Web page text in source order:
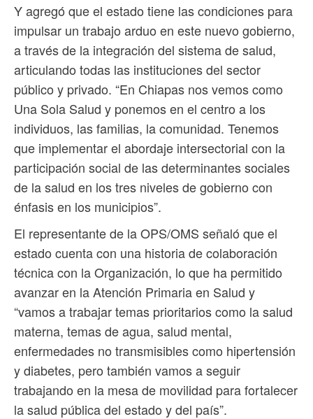
Y agregó que el estado tiene las condiciones para
impulsar un trabajo arduo en este nuevo gobierno,
a través de la integración del sistema de salud,
articulando todas las instituciones del sector
público y privado. “En Chiapas nos vemos como
Una Sola Salud y ponemos en el centro a los
individuos, las familias, la comunidad. Tenemos
que implementar el abordaje intersectorial con la
participación social de las determinantes sociales
de la salud en los tres niveles de gobierno con
énfasis en los municipios”.
El representante de la OPS/OMS señaló que el
estado cuenta con una historia de colaboración
técnica con la Organización, lo que ha permitido
avanzar en la Atención Primaria en Salud y
“vamos a trabajar temas prioritarios como la salud
materna, temas de agua, salud mental,
enfermedades no transmisibles como hipertensión
y diabetes, pero también vamos a seguir
trabajando en la mesa de movilidad para fortalecer
la salud pública del estado y del país”.